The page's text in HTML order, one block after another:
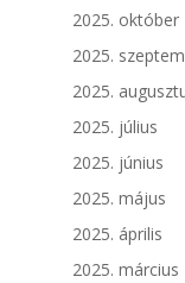
2025. október
2025.
2025.
2025. július
2025. június
2025. május
2025. április
2025. március